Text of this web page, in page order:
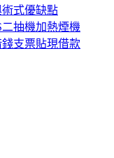
式優缺點
二抽機加熱煙機
支票貼現借款